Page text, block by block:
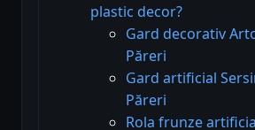
plastic decor?
Gard decorativ
Păreri
Gard artificial
Păreri
Rola frunze